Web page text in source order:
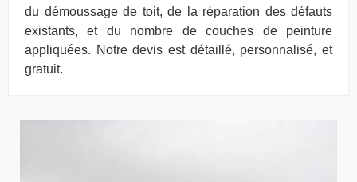
du démoussage de toit, de la réparation des défauts
existants, et du nombre de couches de peinture
appliquées. Notre devis est détaillé, personnalisé, et
gratuit.